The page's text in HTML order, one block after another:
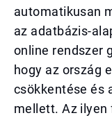
automatikusan
az adatbázis-
online rendszer
hogy az ország
csökkentése és
mellett. Az ilyen